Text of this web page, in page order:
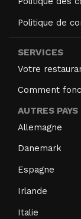
Politique de
SERVICES
Votre
Comment
AUTRES PAYS
Allemagne
Danemark
Espagne
Irlande
Italie